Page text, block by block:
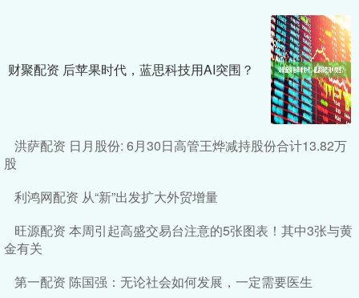
财聚配资 后苹果时代，蓝思科技用AI突围？
洪萨配资 日月股份: 6月30日高管王烨减持股份合计13.82万
股
利鸿网配资 从“新”出发扩大外贸增量
旺源配资 本周引起高盛交易台注意的5张图表！其中3张与黄
金有关
第一配资 陈国强：无论社会如何发展，一定需要医生